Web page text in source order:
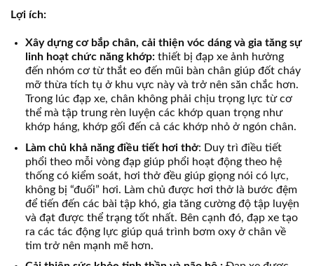
Lợi ích:
Xây dựng cơ bắp chân, cải thiện vóc dáng và gia tăng sự
linh hoạt chức năng khớp: thiết bị đạp xe ảnh hưởng
đến nhóm cơ từ thắt eo đến mũi bàn chân giúp đốt cháy
mỡ thừa tích tụ ở khu vực này và trở nên săn chắc hơn.
Trong lúc đạp xe, chân không phải chịu trọng lực từ cơ
thể mà tập trung rèn luyện các khớp quan trọng như
khớp háng, khớp gối đến cả các khớp nhỏ ở ngón chân.
Làm chủ khả năng điều tiết hơi thở: Duy trì điều tiết
phổi theo mỗi vòng đạp giúp phổi hoạt động theo hệ
thống có kiểm soát, hơi thở đều giúp giọng nói có lực,
không bị “đuối” hơi. Làm chủ được hơi thở là bước đệm
để tiến đến các bài tập khó, gia tăng cường độ tập luyện
và đạt được thể trạng tốt nhất. Bên cạnh đó, đạp xe tạo
ra các tác động lực giúp quá trình bơm oxy ở chân về
tim trở nên mạnh mẽ hơn.